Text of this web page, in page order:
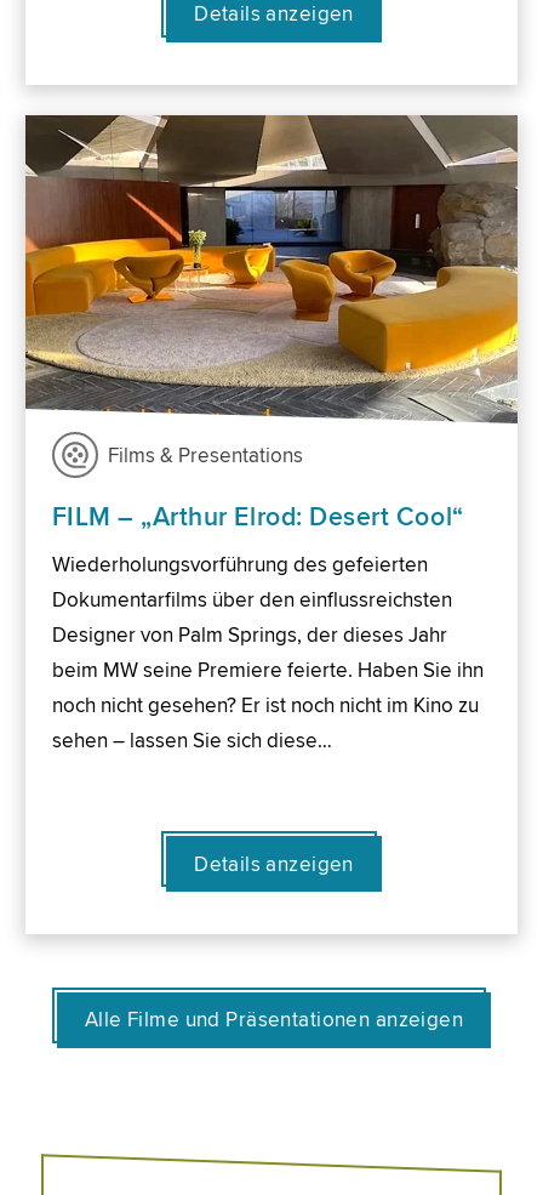
Details anzeigen
Films & Presentations
FILM – „Arthur Elrod: Desert Cool“
Wiederholungsvorführung des gefeierten
Dokumentarfilms über den einflussreichsten
Designer von Palm Springs, der dieses Jahr
beim MW seine Premiere feierte. Haben Sie ihn
noch nicht gesehen? Er ist noch nicht im Kino zu
sehen – lassen Sie sich diese…
Details anzeigen
Alle Filme und Präsentationen anzeigen